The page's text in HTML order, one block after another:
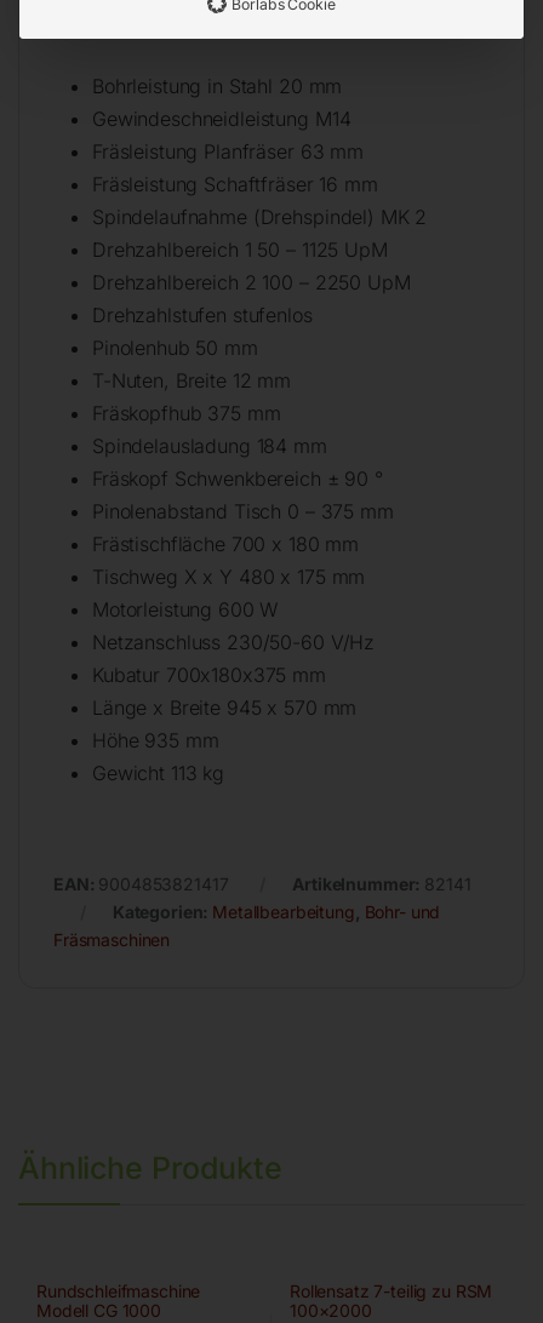
Bohrleistung in Stahl 20 mm
Gewindeschneidleistung M14
Fräsleistung Planfräser 63 mm
Fräsleistung Schaftfräser 16 mm
Spindelaufnahme (Drehspindel) MK 2
Drehzahlbereich 1 50 – 1125 UpM
Drehzahlbereich 2 100 – 2250 UpM
Drehzahlstufen stufenlos
Pinolenhub 50 mm
T-Nuten, Breite 12 mm
Fräskopfhub 375 mm
Spindelausladung 184 mm
Fräskopf Schwenkbereich ± 90 °
Pinolenabstand Tisch 0 – 375 mm
Frästischfläche 700 x 180 mm
Tischweg X x Y 480 x 175 mm
Motorleistung 600 W
Netzanschluss 230/50-60 V/Hz
Kubatur 700x180x375 mm
Länge x Breite 945 x 570 mm
Höhe 935 mm
Gewicht 113 kg
EAN: 9004853821417 Artikelnummer: 82141
Kategorien: Metallbearbeitung Bohr- und
Fräsmaschinen
Ähnliche Produkte
Rundschleifmaschine
Modell CG 1000
Rollensatz 7-teilig zu RSM
100×2000
Borlabs Cookie